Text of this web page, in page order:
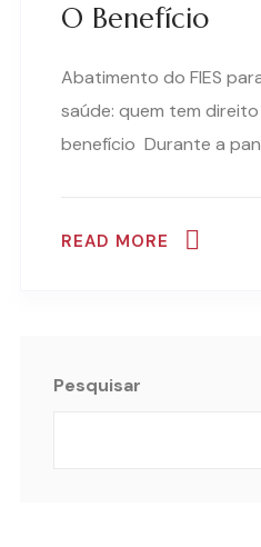
O Benefício
Abatimento do FIES
saúde: quem tem
benefício Durante a
READ MORE
Pesquisar